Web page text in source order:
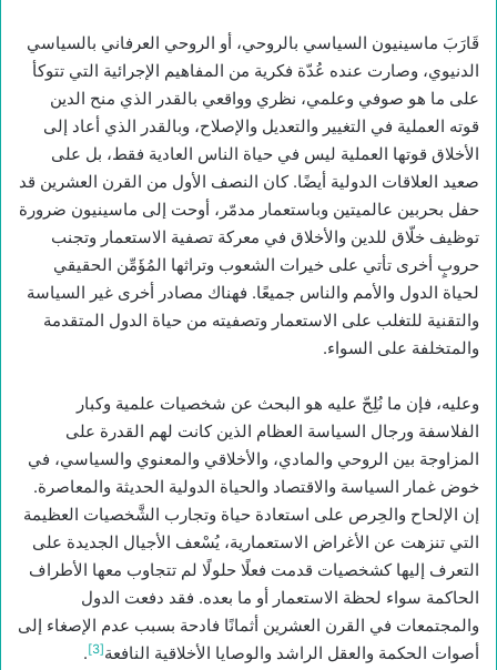
قَارَبَ ماسينيون السياسي بالروحي، أو الروحي العرفاني بالسياسي
الدنيوي، وصارت عنده عُدّة فكرية من المفاهيم الإجرائية التي تتوكأ
على ما هو صوفي وعلمي، نظري وواقعي بالقدر الذي منح الدين
قوته العملية في التغيير والتعديل والإصلاح، وبالقدر الذي أعاد إلى
الأخلاق قوتها العملية ليس في حياة الناس العادية فقط، بل على
صعيد العلاقات الدولية أيضًا. كان النصف الأول من القرن العشرين قد
حفل بحربين عالميتين وباستعمار مدمّر، أوحت إلى ماسينيون ضرورة
توظيف خلّاق للدين والأخلاق في معركة تصفية الاستعمار وتجنب
حروبٍ أخرى تأتي على خيرات الشعوب وتراثها المُؤَمِّن الحقيقي
لحياة الدول والأمم والناس جميعًا. فهناك مصادر أخرى غير السياسة
والتقنية للتغلب على الاستعمار وتصفيته من حياة الدول المتقدمة
والمتخلفة على السواء.
وعليه، فإن ما نُلِحّ عليه هو البحث عن شخصيات علمية وكبار
الفلاسفة ورجال السياسة العظام الذين كانت لهم القدرة على
المزاوجة بين الروحي والمادي، والأخلاقي والمعنوي والسياسي، في
خوض غمار السياسة والاقتصاد والحياة الدولية الحديثة والمعاصرة.
إن الإلحاح والحِرص على استعادة حياة وتجارب الشَّخصيات العظيمة
التي تنزهت عن الأغراض الاستعمارية، يُسْعف الأجيال الجديدة على
التعرف إليها كشخصيات قدمت فعلًا حلولًا لم تتجاوب معها الأطراف
الحاكمة سواء لحظة الاستعمار أو ما بعده. فقد دفعت الدول
والمجتمعات في القرن العشرين أثمانًا فادحة بسبب عدم الإصغاء إلى
أصوات الحكمة والعقل الراشد والوصايا الأخلاقية النافعة[3]
.